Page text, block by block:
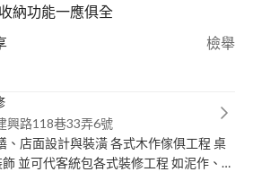
納功能一應俱全
檢舉
興路118巷33弄6號
、店面設計與裝潢 各式木作傢俱工程 桌
並可代客統包各式裝修工程 如泥作、水